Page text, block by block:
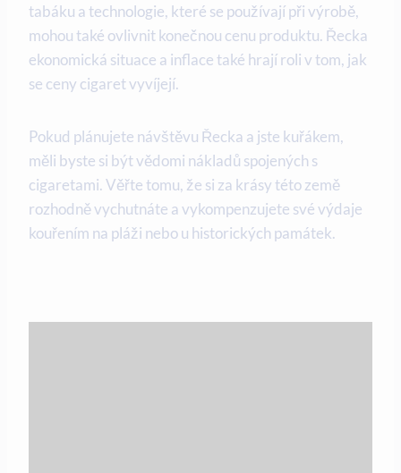
tabáku a technologie, které se používají při výrobě,
mohou také ovlivnit konečnou cenu produktu. Řecka
ekonomická situace a inflace také hrají roli v tom, jak
se ceny cigaret vyvíjejí.
Pokud plánujete návštěvu Řecka a jste kuřákem,
měli byste si být vědomi nákladů spojených s
cigaretami. Věřte tomu, že si za krásy této země
rozhodně vychutnáte a vykompenzujete své výdaje
kouřením na pláži nebo u historických památek.